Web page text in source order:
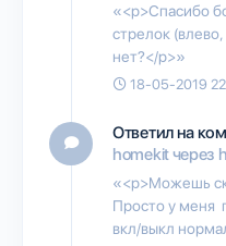
«<p>Спасибо
стрелок
нет?</p>»
18-05-2019
Ответил на
homekit через
«<p>Можешь
Просто у меня
вкл/выкл